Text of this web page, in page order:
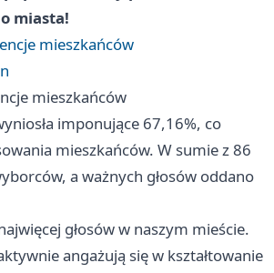
miasta!
mieszkańców
mieszkańców
imponujące 67,16%, co
mieszkańców. W sumie z 86
a ważnych głosów oddano
głosów w naszym mieście.
angażują się w kształtowanie